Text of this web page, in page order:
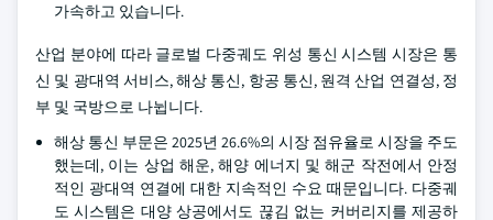
가속하고 있습니다.
산업 분야에 따라 글로벌 다중궤도 위성 통신 시스템 시장은 통
신 및 광대역 서비스, 해상 통신, 항공 통신, 원격 산업 연결성, 정
부 및 국방으로 나뉩니다.
해상 통신 부문은 2025년 26.6%의 시장 점유율로 시장을 주도
했는데, 이는 상업 해운, 해양 에너지 및 해군 작전에서 안정
적인 광대역 연결에 대한 지속적인 수요 때문입니다. 다중궤
도 시스템은 대양 상공에서도 끊김 없는 커버리지를 제공하